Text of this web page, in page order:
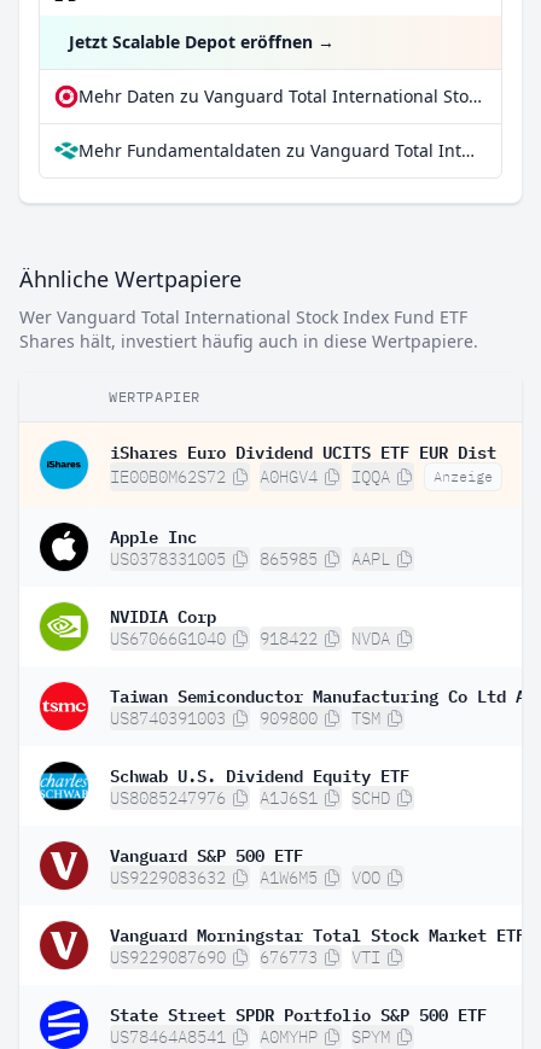
Jetzt Scalable Depot eröffnen →
Mehr Daten zu Vanguard Total International Stock Index Fund ETF Shares bei extraETF
Mehr Fundamentaldaten zu Vanguard Total International Stock Index Fund ETF Shares bei Parqet
Ähnliche Wertpapiere
Wer Vanguard Total International Stock Index Fund ETF
Shares hält, investiert häufig auch in diese Wertpapiere.
WERTPAPIER
iShares Euro Dividend UCITS ETF EUR Dist
IE00B0M62S72 A0HGV4 IQQA Anzeige
Apple Inc
US0378331005 865985 AAPL
NVIDIA Corp
US67066G1040 918422 NVDA
Taiwan Semiconductor Manufacturing Co Ltd
US8740391003 909800 TSM
Schwab U.S. Dividend Equity ETF
US8085247976 A1J6S1 SCHD
Vanguard S&P 500 ETF
US9229083632 A1W6M5 VOO
Vanguard Morningstar Total Stock Market ETF
US9229087690 676773 VTI
State Street SPDR Portfolio S&P 500 ETF
US78464A8541 A0MYHP SPYM